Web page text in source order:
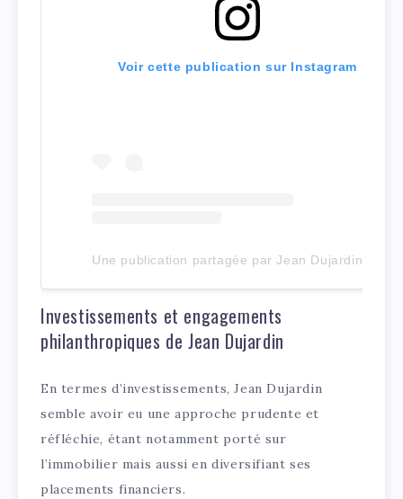
Voir cette publication sur Instagram
Investissements et engagements
philanthropiques de Jean Dujardin
En termes d’investissements, Jean Dujardin
semble avoir eu une approche prudente et
réfléchie, étant notamment porté sur
l’immobilier mais aussi en diversifiant ses
placements financiers.